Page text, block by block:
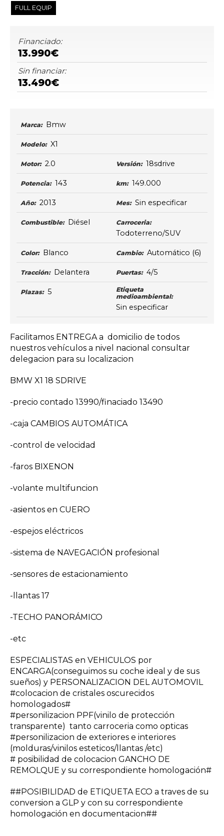
FULL EQUIP
Financiado:
13.990€
Sin financiar:
13.490€
Marca: Bmw
Modelo: X1
Motor: 2.0 Versión: 18sdrive
Potencia: 143 km: 149.000
Año: 2013 Mes: Sin especificar
Combustible: Diésel Carroceria:
Todoterreno/SUV
Color: Blanco Cambio: Automático (6)
Tracción: Delantera Puertas: 4/5
Plazas: 5
Etiqueta
medioambiental:
Sin especificar
Facilitamos ENTREGA a domicilio de todos
nuestros vehículos a nivel nacional consultar
delegacion para su localizacion
BMW X1 18 SDRIVE
-precio contado 13990/finaciado 13490
-caja CAMBIOS AUTOMÁTICA
-control de velocidad
-faros BIXENON
-volante multifuncion
-asientos en CUERO
-espejos eléctricos
-sistema de NAVEGACIÓN profesional
-sensores de estacionamiento
-llantas 17
-TECHO PANORÁMICO
-etc
ESPECIALISTAS en VEHICULOS por
ENCARGA(conseguimos su coche ideal y de sus
sueños) y PERSONALIZACION DEL AUTOMOVIL
#colocacion de cristales oscurecidos
homologados#
#personilizacion PPF(vinilo de protección
transparente) tanto carroceria como opticas
#personilizacion de exteriores e interiores
(molduras/vinilos esteticos/llantas /etc)
# posibilidad de colocacion GANCHO DE
REMOLQUE y su correspondiente homologación#
##POSIBILIDAD de ETIQUETA ECO a traves de su
conversion a GLP y con su correspondiente
homologación en documentacion##